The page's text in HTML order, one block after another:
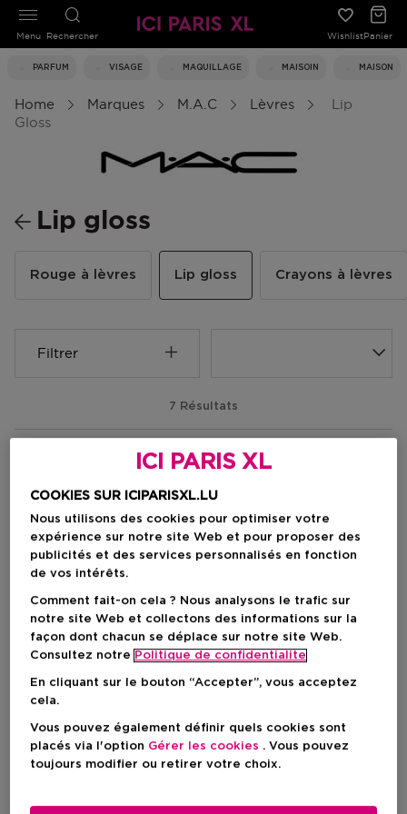
Rechercher WishlistPanier
PARFUM VISAGE MAQUILLAGE MAISOIN MAISON
Menu
Home Marques M.A.C Lèvres
Lip
Gloss
Lip gloss
Rouge à lèvres Lip gloss Crayons à lèvres
Filtrer
7 Résultats
Squirt Plumping Gloss Stick Shimmer
Gloss En Stick Repulpant
Pailleté
Lipglass Cushion High-Pigment
Gloss Ultra-Brillant Et Non
Collant
ICI PARIS XL
COOKIES SUR ICIPARISXL.LU
Nous utilisons des cookies pour optimiser votre
expérience sur notre site Web et pour proposer des
publicités et des services personnalisés en fonction
de vos intérêts.
Comment fait-on cela ? Nous analysons le trafic sur
notre site Web et collectons des informations sur la
façon dont chacun se déplace sur notre site Web.
Consultez notre Politique de confidentialite
En cliquant sur le bouton “Accepter”, vous acceptez
cela.
Vous pouvez également définir quels cookies sont
placés via l'option Gérer les cookies . Vous pouvez
toujours modifier ou retirer votre choix.